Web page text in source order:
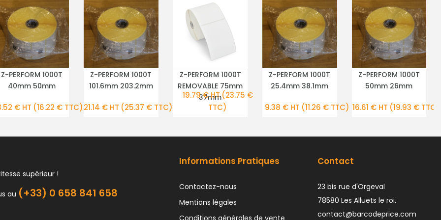
PLUS DE DÉTAILS
Z-PERFORM 1000T
40mm 50mm
€ HT (16.22 € TTC)
PLUS DE DÉTAILS
Z-PERFORM 1000T
101.6mm 203.2mm
21.14 € HT (25.37 € TTC)
PLUS DE DÉTAILS
Z-PERFORM 1000T
REMOVABLE 75mm
37mm
19.79 € HT(23.75 €
TTC)
PLUS DE DÉTAILS
Z-PERFORM 1000T
25.4mm 38.1mm
9.38 € HT (11.26 € TTC)
PLUS DE DÉTAILS
Z-PERFORM 1000T
50mm 26mm
16.61 € HT (19.93 € TTC)
supérieur !
au (+33) 0 658 841 658
Informations Pratiques
Contactez-nous
Mentions légales
Conditions générales de vente
Contact
23 bis rue d'Orgeval
78580 Les Alluets le roi.
contact@barcodeprice.com